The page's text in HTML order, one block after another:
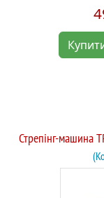
Стрепінг-машина